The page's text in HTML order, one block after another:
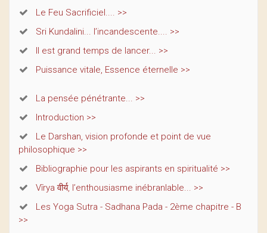
Le Feu Sacrificiel.... >>
Sri Kundalini... l’incandescente.... >>
Il est grand temps de lancer... >>
Puissance vitale, Essence éternelle >>
La pensée pénétrante... >>
Introduction >>
Le Darshan, vision profonde et point de vue
philosophique >>
Bibliographie pour les aspirants en spiritualité >>
Vīrya वीर्य, l’enthousiasme inébranlable... >>
Les Yoga Sutra - Sadhana Pada - 2ème chapitre - B
>>